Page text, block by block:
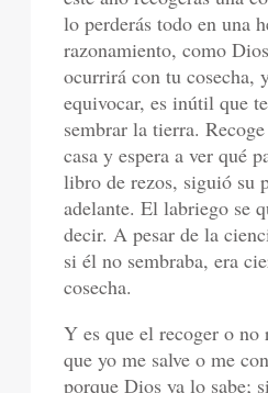
lo perderás todo en una
razonamiento, como
ocurrirá con tu cosecha,
equivocar, es inútil que
sembrar la tierra.
casa y espera a ver qué
libro de rezos, siguió su
adelante. El labriego se
decir. A pesar de la
si él no sembraba, era
cosecha.
Y es que el recoger o no
que yo me salve o me
porque Dios ya lo sabe;